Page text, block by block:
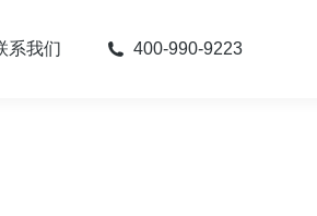
系我们 400-990-9223